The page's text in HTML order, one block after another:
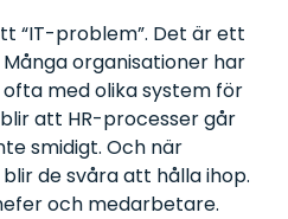
“IT-problem”. Det är ett
organisationer har
med olika system för
att HR-processer går
smidigt. Och när
de svåra att hålla ihop.
och medarbetare.